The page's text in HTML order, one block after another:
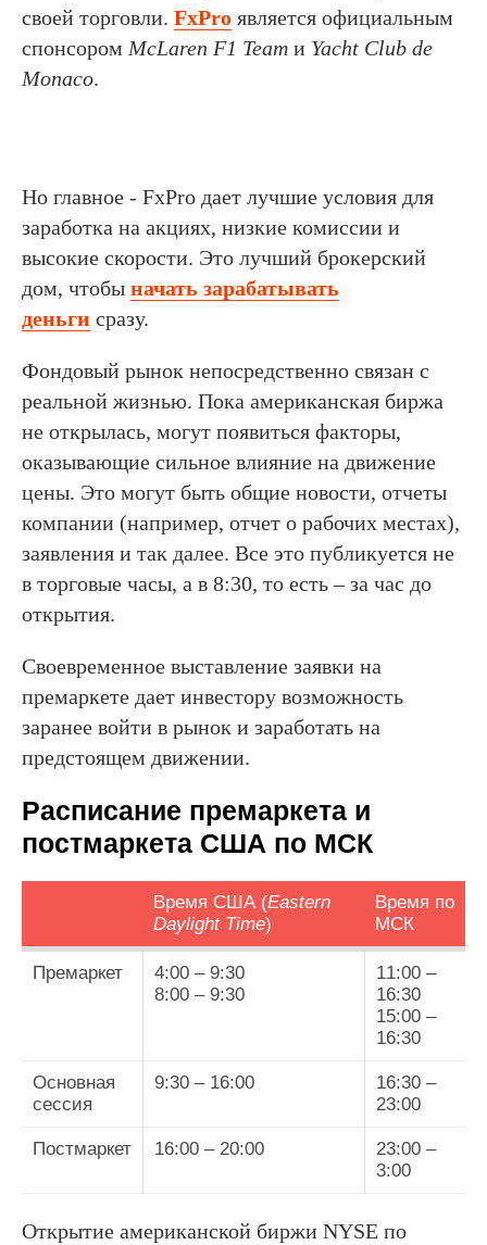
своей торговли. FxPro является официальным
спонсором McLaren F1 Team и Yacht Club de
Monaco.
Но главное - FxPro дает лучшие условия для
заработка на акциях, низкие комиссии и
высокие скорости. Это лучший брокерский
дом, чтобы начать зарабатывать
деньги сразу.
Фондовый рынок непосредственно связан с
реальной жизнью. Пока американская биржа
не открылась, могут появиться факторы,
оказывающие сильное влияние на движение
цены. Это могут быть общие новости, отчеты
компании (например, отчет о рабочих местах),
заявления и так далее. Все это публикуется не
в торговые часы, а в 8:30, то есть – за час до
открытия.
Своевременное выставление заявки на
премаркете дает инвестору возможность
заранее войти в рынок и заработать на
предстоящем движении.
Расписание премаркета и
постмаркета США по МСК
Время США (Eastern
Daylight Time)
Время по
МСК
Премаркет
4:00 – 9:30
8:00 – 9:30
11:00 –
16:30
15:00 –
16:30
Основная
сессия
9:30 – 16:00
16:30 –
23:00
Постмаркет 16:00 – 20:00
23:00 –
3:00
Открытие американской биржи NYSE по